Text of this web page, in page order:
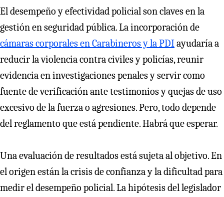
El desempeño y efectividad policial son claves en la
gestión en seguridad pública. La incorporación de
cámaras corporales en Carabineros y la PDIayudaría a
reducir la violencia contra civiles y policías, reunir
evidencia en investigaciones penales y servir como
fuente de verificación ante testimonios y quejas de uso
excesivo de la fuerza o agresiones. Pero, todo depende
del reglamento que está pendiente. Habrá que esperar.
Una evaluación de resultados está sujeta al objetivo. En
el origen están la crisis de confianza y la dificultad para
medir el desempeño policial. La hipótesis del legislador